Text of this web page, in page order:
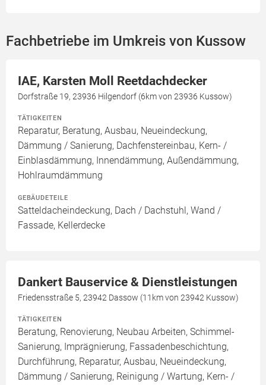
Fachbetriebe im Umkreis von Kussow
IAE, Karsten Moll Reetdachdecker
Dorfstraße 19, 23936 Hilgendorf (6km von 23936 Kussow)
TÄTIGKEITEN
Reparatur, Beratung, Ausbau, Neueindeckung,
Dämmung / Sanierung, Dachfenstereinbau, Kern- /
Einblasdämmung, Innendämmung, Außendämmung,
Hohlraumdämmung
GEBÄUDETEILE
Satteldacheindeckung, Dach / Dachstuhl, Wand /
Fassade, Kellerdecke
Dankert Bauservice & Dienstleistungen
Friedensstraße 5, 23942 Dassow (11km von 23942 Kussow)
TÄTIGKEITEN
Beratung, Renovierung, Neubau Arbeiten, Schimmel-
Sanierung, Imprägnierung, Fassadenbeschichtung,
Durchführung, Reparatur, Ausbau, Neueindeckung,
Dämmung / Sanierung, Reinigung / Wartung, Kern- /